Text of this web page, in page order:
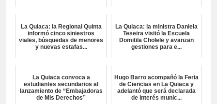
La Quiaca: la Regional Quinta
informó cinco siniestros
viales, búsquedas de menores
y nuevas estafas...
La Quiaca: la ministra Daniela
Teseira visitó la Escuela
Domitila Cholele y avanzan
gestiones para e...
La Quiaca convoca a
estudiantes secundarios al
lanzamiento de “Embajadoras
de Mis Derechos”
Hugo Barro acompañó la Feria
de Ciencias en La Quiaca y
adelantó que será declarada
de interés munic...